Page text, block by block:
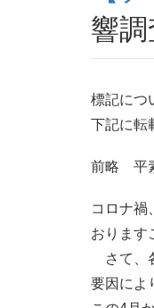
響
標記につ
下記に転
前略 平
コロナ禍
おります
さて、
要因によ